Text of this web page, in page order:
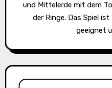
und Mittelerde mit dem
der Ringe. Das Spiel
geeignet